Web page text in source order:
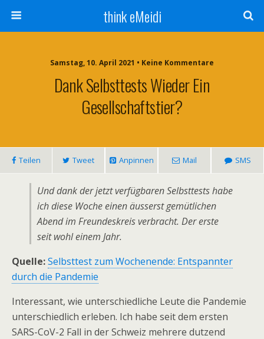
think eMeidi
Samstag, 10. April 2021 • Keine Kommentare
Dank Selbsttests Wieder Ein
Gesellschaftstier?
Teilen Tweet Anpinnen Mail SMS
Und dank der jetzt verfügbaren Selbsttests habe
ich diese Woche einen äusserst gemütlichen
Abend im Freundeskreis verbracht. Der erste
seit wohl einem Jahr.
Quelle:Selbsttest zum Wochenende: Entspannter
durch die Pandemie
Interessant, wie unterschiedliche Leute die Pandemie
unterschiedlich erleben. Ich habe seit dem ersten
SARS-CoV-2 Fall in der Schweiz mehrere dutzend